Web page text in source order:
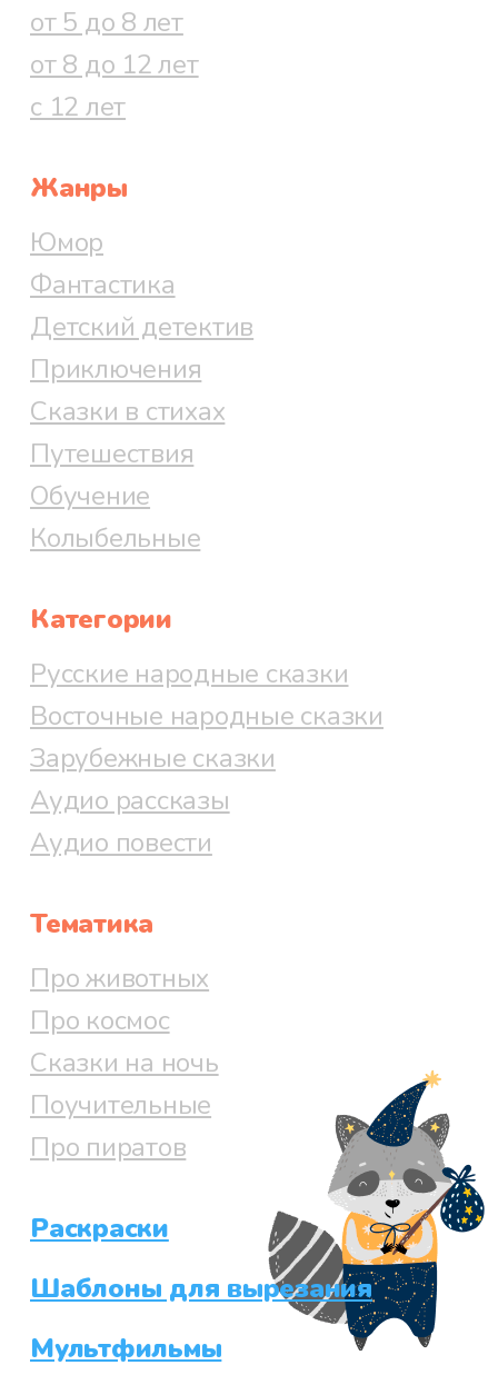
от 5 до 8 лет
от 8 до 12 лет
с 12 лет
Жанры
Юмор
Фантастика
Детский детектив
Приключения
Сказки в стихах
Путешествия
Обучение
Колыбельные
Категории
Русские народные сказки
Восточные народные сказки
Зарубежные сказки
Аудио рассказы
Аудио повести
Тематика
Про животных
Про космос
Сказки на ночь
Поучительные
Про пиратов
Раскраски
Шаблоны для вырезания
Мультфильмы